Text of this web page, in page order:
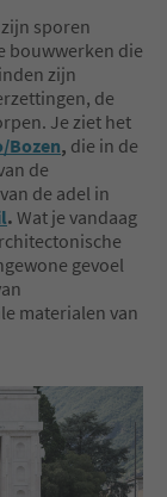
sporen
bouwwerken die
zijn
de
Je ziet het
Bozen, die in de
de
de adel in
. Wat je vandaag
gevoel
materialen van